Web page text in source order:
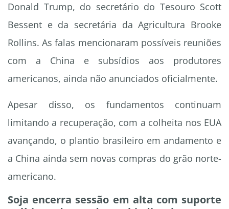
Donald Trump, do secretário do Tesouro Scott
Bessent e da secretária da Agricultura Brooke
Rollins. As falas mencionaram possíveis reuniões
com a China e subsídios aos produtores
americanos, ainda não anunciados oficialmente.
Apesar disso, os fundamentos continuam
limitando a recuperação, com a colheita nos EUA
avançando, o plantio brasileiro em andamento e
a China ainda sem novas compras do grão norte-
americano.
Soja encerra sessão em alta com suporte